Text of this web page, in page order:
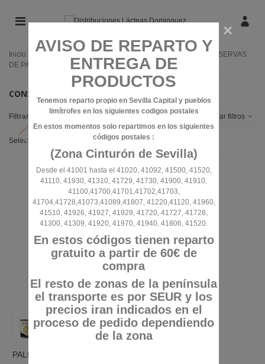
Inicio
CONSERVAS
DE PALMITO
CONSERVAS DE PALMITO
Filtrar por Alternar filtros
Seleccionar
PALMITO IMPORT. ENT. EXT.
×
AVISO DE REPARTO Y
ENTREGA DE
PRODUCTOS
Tenemos reparto propio en Sevilla Capital y pueblos
limítrofes en los siguientes codigos postales
En estos momentos solo repartimos en los siguientes
códigos postales :
(Zona Cinturón de Sevilla)
Desde el 41001 hasta el 41020, 41092, 41500, 41520,
41110, 41930, 41310, 41729, 41730, 41900, 41910,
41100,41700,41701,41702,41703,
41704,41728,41073,41089,41807, 41220,41120, 41960,
41510, 41926, 41927, 41929, 41720, 41727, 41728,
41300, 41309, 41920, 41970, 41940, 41806, 41520.
En estos códigos tienen reparto
gratuito a partir de 60€ de
compra
El resto de zonas de la península
el transporte es por SEUR y los
precios iran indicados en el
proceso de pedido dependiendo
de la zona